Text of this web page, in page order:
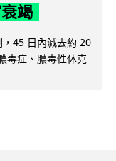
竭
45 日內減去約 20
毒症、膿毒性休克